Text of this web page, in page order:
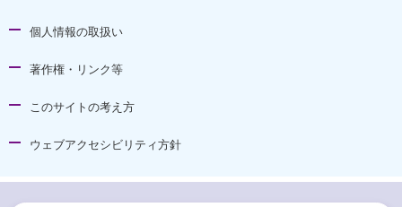
個人情報の取扱い
著作権・リンク等
このサイトの考え方
ウェブアクセシビリティ方針